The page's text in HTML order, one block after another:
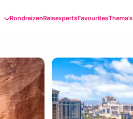
RondreizenReisexpertsFavouritesThema’s